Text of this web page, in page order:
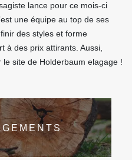
lance pour ce mois-ci
une équipe au top de ses
des styles et forme
à des prix attirants. Aussi,
site de Holderbaum elagage !